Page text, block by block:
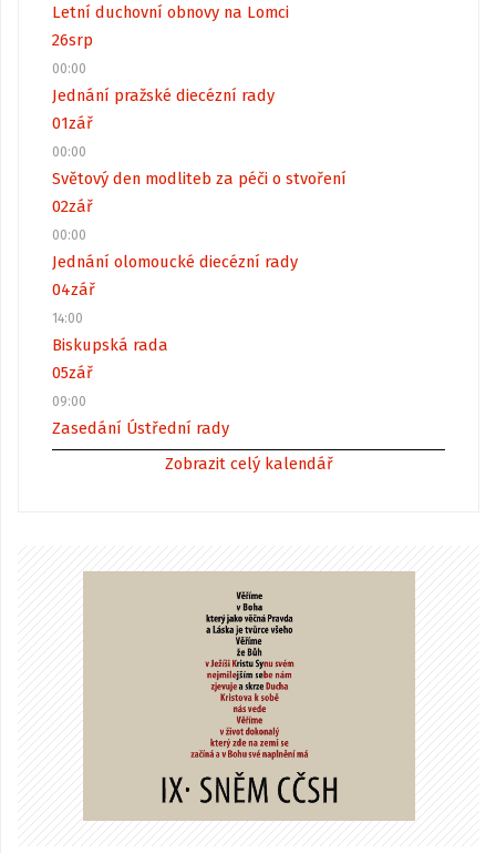
Letní duchovní obnovy na Lomci
26srp
00:00
Jednání pražské diecézní rady
01zář
00:00
Světový den modliteb za péči o stvoření
02zář
00:00
Jednání olomoucké diecézní rady
04zář
14:00
Biskupská rada
05zář
09:00
Zasedání Ústřední rady
Zobrazit celý kalendář